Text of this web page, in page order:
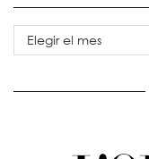
Archivos